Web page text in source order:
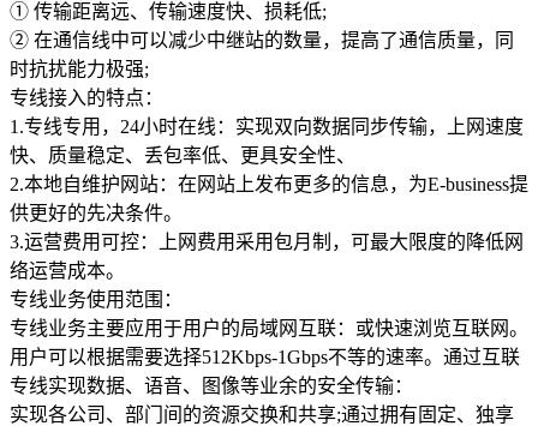
全球加速服务
定制跨境加速
数据中心
华南BGP机房
深圳横岗电信机房
FIL/CHIA/BZZ首选机房
深圳龙华观澜机房
国家B+级机房
广州天河信息港机房
国家级的网络灾备数据中心
① 传输距离远、传输速度快、损耗低;
② 在通信线中可以减少中继站的数量，提高了通信质量，同
时抗扰能力极强;
专线接入的特点：
1.专线专用，24小时在线：实现双向数据同步传输，上网速度
快、质量稳定、丢包率低、更具安全性、
2.本地自维护网站：在网站上发布更多的信息，为E-business提
供更好的先决条件。
3.运营费用可控：上网费用采用包月制，可最大限度的降低网
络运营成本。
专线业务使用范围：
专线业务主要应用于用户的局域网互联：或快速浏览互联网。
用户可以根据需要选择512Kbps-1Gbps不等的速率。通过互联
专线实现数据、语音、图像等业余的安全传输：
实现各公司、部门间的资源交换和共享;通过拥有固定、独享